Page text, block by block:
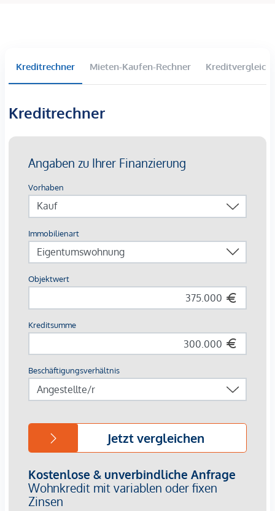
gebunden an die Kanzlei Mag. Schreiber A-1010 Wien,
Fremdfinanzierung erhöht sich das Honorar auf 1,8 % vom
Kaufpreis zzgl. 20 % USt., Barauslagen und Beglaubigung.
Gerne senden wir Ihnen ein Exposé mit weiterführenden
Überzeugen Sie sich selbst von diesem schönen Objekt.
Ihnen gerne zur Verfügung.
Frau Marie-Louise Eisenburger
national - Tel:
e-mail:eisenburger@lifestyle-properties.at
Wir weisen darauf hin, dass zwischen dem Vermittler und
dem zu vermittelnden Dritten ein familiäres oder
wirtschaftliches Naheverhältnis besteht.
Der Vermittler ist als Doppelmakler tätig.
Infrastruktur / Entfernungen
Arzt <500m
Apotheke <500m
Klinik <500m
Kreditrechner Mieten-Kaufen-Rechner Kreditvergleich
Kreditrechner